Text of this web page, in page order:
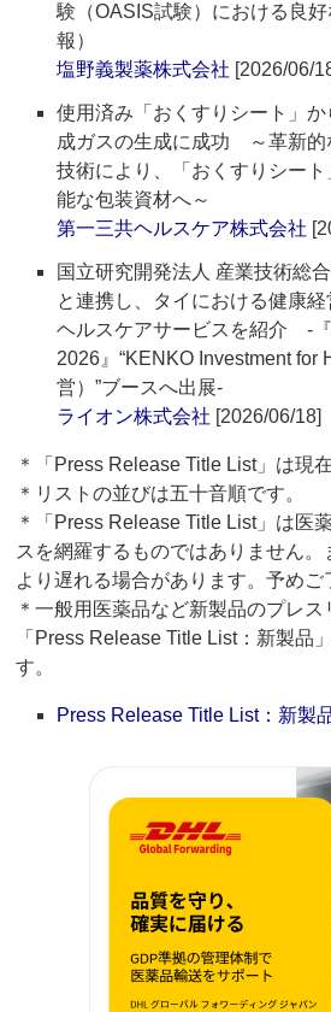
験（OASIS試験）における良
報）
塩野義製薬株式会社 [2026/06/
使用済み「おくすりシート」
成ガスの生成に成功 ～革新的
技術により、「おくすりシー
能な包装資材へ～
第一三共ヘルスケア株式会社
国立研究開発法人 産業技術総
と連携し、タイにおける健康
ヘルスケアサービスを紹介 ‐
2026』“KENKO Investment for
営）”ブースへ出展‐
ライオン株式会社 [2026/06/18]
＊「Press Release Title List」は現
＊リストの並びは五十音順です。
＊「Press Release Title List」は医
スを網羅するものではありません。
より遅れる場合があります。予めご
＊一般用医薬品など新製品のプレ
「Press Release Title List：新製品
す。
Press Release Title List：新製